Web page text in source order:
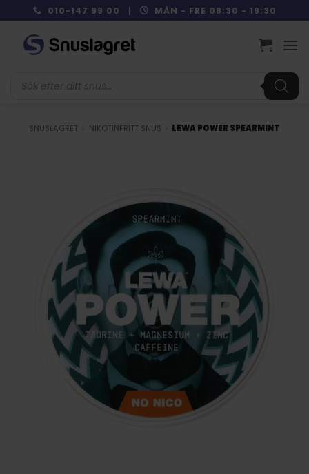
to
content
010-147 99 00 | MÅN - FRE 08:30 - 19:30
SNUSLAGRET NIKOTINFRITT SNUS LEWA POWER SPEARMINT